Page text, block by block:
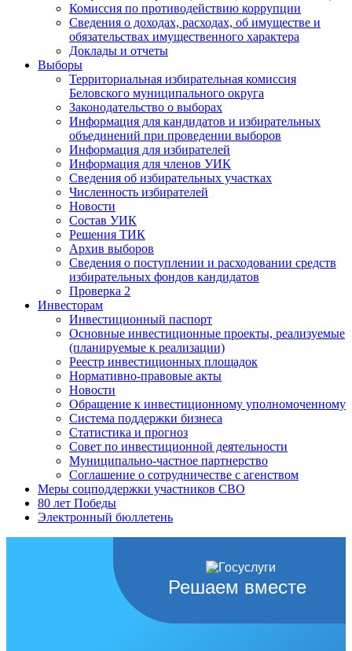
Комиссия по противодействию коррупции
Сведения о доходах, расходах, об имуществе и
обязательствах имущественного характера
Доклады и отчеты
Выборы
Территориальная избирательная комиссия
Беловского муниципального округа
Законодательство о выборах
Информация для кандидатов и избирательных
объединений при проведении выборов
Информация для избирателей
Информация для членов УИК
Сведения об избирательных участках
Численность избирателей
Новости
Состав УИК
Решения ТИК
Архив выборов
Сведения о поступлении и расходовании средств
избирательных фондов кандидатов
Проверка 2
Инвесторам
Инвестиционный паспорт
Основные инвестиционные проекты, реализуемые
(планируемые к реализации)
Реестр инвестиционных площадок
Нормативно-правовые акты
Новости
Обращение к инвестиционному уполномоченному
Система поддержки бизнеса
Статистика и прогноз
Совет по инвестиционной деятельности
Муниципально-частное партнерство
Соглашение о сотрудничестве с агенством
Меры соцподдержки участников СВО
80 лет Победы
Электронный бюллетень
Решаем вместе